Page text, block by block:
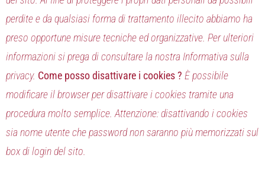
perdite e da qualsiasi forma di trattamento illecito abbiamo ha
preso opportune misure tecniche ed organizzative. Per ulteriori
informazioni si prega di consultare la nostra Informativa sulla
privacy. Come posso disattivare i cookies ? È possibile
modificare il browser per disattivare i cookies tramite una
procedura molto semplice. Attenzione: disattivando i cookies
sia nome utente che password non saranno più memorizzati sul
box di login del sito.